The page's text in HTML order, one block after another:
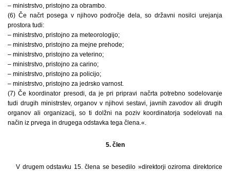
– ministrstvo, pristojno za obrambo.
(6) Če načrt posega v njihovo področje dela, so državni nosilci urejanja
prostora tudi:
– ministrstvo, pristojno za meteorologijo;
– ministrstvo, pristojno za mejne prehode;
– ministrstvo, pristojno za veterino;
– ministrstvo, pristojno za carino;
– ministrstvo, pristojno za policijo;
– ministrstvo, pristojno za jedrsko varnost.
(7) Če koordinator presodi, da je pri pripravi načrta potrebno sodelovanje
tudi drugih ministrstev, organov v njihovi sestavi, javnih zavodov ali drugih
organov ali organizacij, so ti dolžni na poziv koordinatorja sodelovati na
način iz prvega in drugega odstavka tega člena.«.
5. člen
V drugem odstavku 15. člena se besedilo »direktorji oziroma direktorice